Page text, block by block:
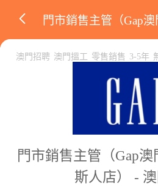
澳門招聘 澳門搵工 零售銷售 3-5年
門市銷售主管（Gap
斯人店） -